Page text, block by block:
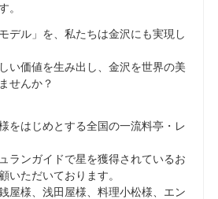
。
デル」を、私たちは金沢にも実現し
い価値を生み出し、金沢を世界の美
せんか？
をはじめとする全国の一流料亭・レ
ランガイドで星を獲得されているお
いただいております。
屋様、浅田屋様、料理小松様、エン